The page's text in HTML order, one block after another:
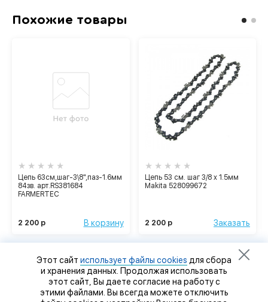
Похожие товары
Цепь 63см,шаг-3\8",паз-1.6мм
84зв. арт.RS381684
FARMERTEC
2 200 р В корзину
Цепь 53 см. шаг 3/8 x 1.5мм
Makita 528099672
2 200 р Заказать
Этот сайт использует файлы cookies для сбора
и хранения данных. Продолжая использовать
этот сайт, Вы даете согласие на работу с
этими файлами. Вы всегда можете отключить